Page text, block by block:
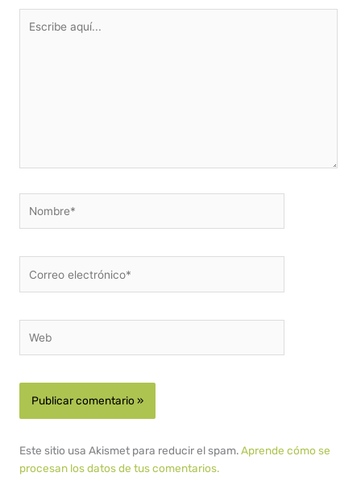
aquí...
electrónico*
Este sitio usa Akismet para reducir el spam.Aprende cómo se
procesan los datos de tus comentarios.